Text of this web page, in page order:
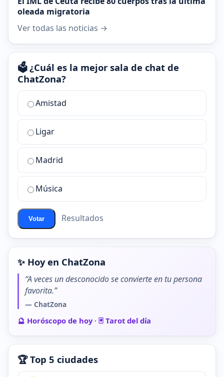
oleada migratoria
Ver todas las noticias →
🗳️ ¿Cuál es la mejor sala de chat de
ChatZona?
¿Cuál
la
mejor
sala
chat
ChatZona?
Amistad
Ligar
Madrid
Música
Votar Resultados
✨ Hoy en ChatZona
“A veces un desconocido se convierte en tu persona
favorita.”
— ChatZona
🔮 Horóscopo de hoy· 🃏 Tarot del día
🏆 Top 5 ciudades